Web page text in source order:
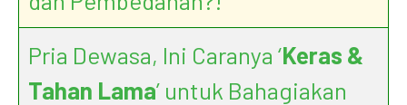
Pria Dewasa, Ini Caranya ‘Keras &
Tahan Lama’ untuk Bahagiakan